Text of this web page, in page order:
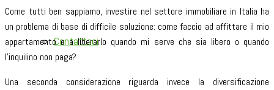
Contattaci
Come tutti ben sappiamo, investire nel settore immobiliare in Italia ha
un problema di base di difficile soluzione: come faccio ad affittare il mio
appartamento e a liberarlo quando mi serve che sia libero o quando
l’inquilino non paga?
Una seconda considerazione riguarda invece la diversificazione